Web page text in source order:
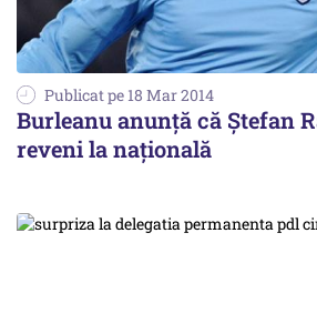
Publicat pe 18 Mar 2014
Burleanu anunță că Ștefan
reveni la națională